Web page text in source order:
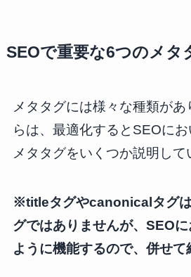
SEOで重要な6つのメタ
メタタグには様々な種類が
らは、最適化するとSEOに
メタタグをいくつか説明して
※titleタグやcanonicalタグ
グではありませんが、SEO
ように機能するので、併せて